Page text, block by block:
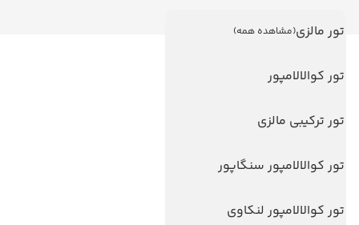
تور مالزی(مشاهده همه)
تور کوالالامپور
تور ترکیبی مالزی
تور کوالالامپور سنگاپور
تور کوالالامپور لنکاوی
لینک های مفید
ویزا کانادا
درباره ما
مجله گردشگری